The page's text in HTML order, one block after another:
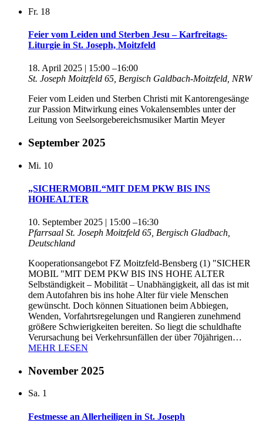
Fr. 18
Feier vom Leiden und Sterben Jesu – Karfreitags-
Liturgie in St. Joseph, Moitzfeld
18. April 2025 | 15:00 –16:00
St. Joseph Moitzfeld 65, Bergisch Galdbach-Moitzfeld, NRW
Feier vom Leiden und Sterben Christi mit Kantorengesänge
zur Passion Mitwirkung eines Vokalensembles unter der
Leitung von Seelsorgebereichsmusiker Martin Meyer
September 2025
Mi. 10
„SICHERMOBIL“MIT DEM PKW BIS INS
HOHEALTER
10. September 2025 | 15:00 –16:30
Pfarrsaal St. Joseph Moitzfeld 65, Bergisch Gladbach,
Deutschland
Kooperationsangebot FZ Moitzfeld-Bensberg (1) "SICHER
MOBIL "MIT DEM PKW BIS INS HOHE ALTER
Selbständigkeit – Mobilität – Unabhängigkeit, all das ist mit
dem Autofahren bis ins hohe Alter für viele Menschen
gewünscht. Doch können Situationen beim Abbiegen,
Wenden, Vorfahrtsregelungen und Rangieren zunehmend
größere Schwierigkeiten bereiten. So liegt die schuldhafte
Verursachung bei Verkehrsunfällen der über 70jährigen…
MEHR LESEN
November 2025
Sa. 1
Festmesse an Allerheiligen in St. Joseph